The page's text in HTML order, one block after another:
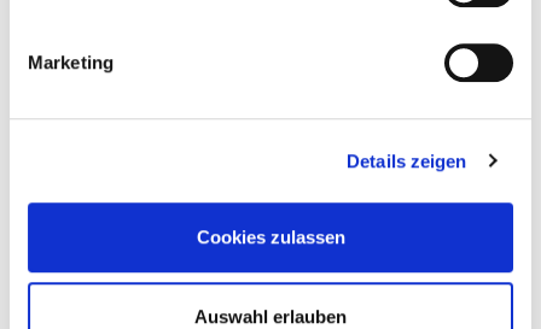
Marketing
Details zeigen
Cookies zulassen
Auswahl erlauben
Weitere Klimakisten sollen künftig die heißesten Orte
verschiedener Innenstädte vernetzen. Am 9. August
Geisenheim an, 2025 folgten Wiesbaden und Cottbus.
Hameln. Komm, wie Du bist.